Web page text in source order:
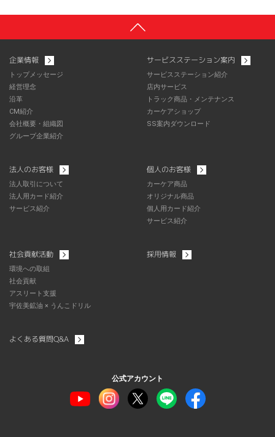
企業情報
トップメッセージ
経営理念
沿革
CM紹介
会社概要・組織図
グループ企業紹介
サービスステーション案内
サービスステーション紹介
店内サービス
トラック商品・メンテナンス
カーケアショップ
SS案内ダウンロード
法人のお客様
法人取引について
法人用カード紹介
サービス紹介
個人のお客様
カーケア商品
オリジナル商品
個人用カード紹介
サービス紹介
社会貢献活動
環境への取組
社会貢献
アスリート支援
宇佐美鉱油 × うんこドリル
採用情報
よくある質問Q&A
公式アカウント